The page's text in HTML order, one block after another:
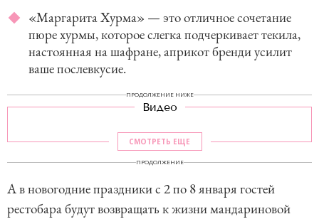
«Маргарита Хурма» — это отличное сочетание
пюре хурмы, которое слегка подчеркивает текила,
настоянная на шафране, априкот бренди усилит
ваше послевкусие.
ПРОДОЛЖЕНИЕ НИЖЕ
Видео
СМОТРЕТЬ ЕЩЕ
ПРОДОЛЖЕНИЕ
А в новогодние праздники с 2 по 8 января гостей
рестобара будут возвращать к жизни мандариновой